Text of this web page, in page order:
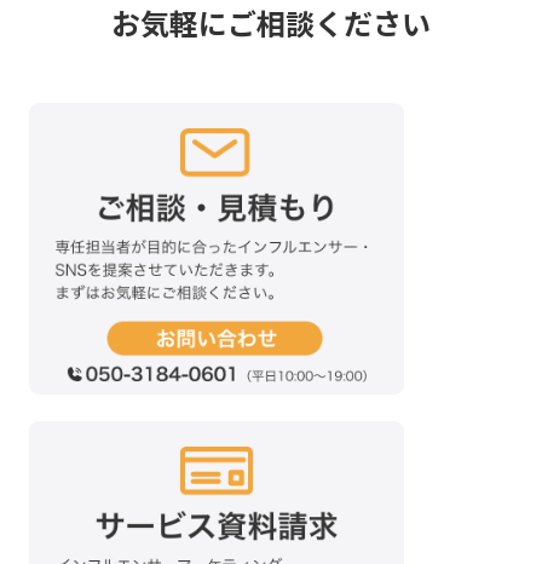
お気軽にご相談ください